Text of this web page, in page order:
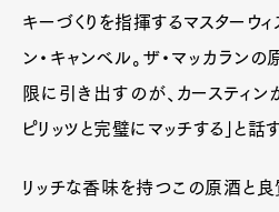
Art&DesignWatch
ProductCulture
キーづくりを指揮するマスターウ
ン・キャンベル。ザ・マッカラン
限に引き出すのが、カースティン
ピリッツと完璧にマッチする」と話
リッチな香味を持つこの原酒と良